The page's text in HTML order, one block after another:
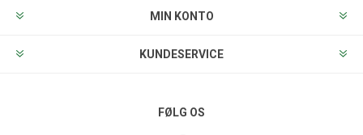
MIN KONTO
KUNDESERVICE
FØLG OS